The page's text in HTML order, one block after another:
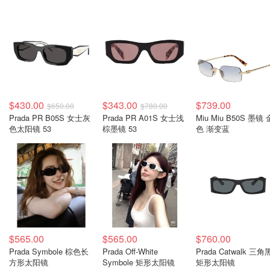
$430.00 $650.00
Prada PR B05S 女士灰
色太阳镜 53
$343.00 $780.00
Prada PR A01S 女士浅
棕墨镜 53
$739.00
Miu Miu B50S 墨镜
色 渐变蓝
$565.00
Prada Symbole 棕色长
方形太阳镜
$565.00
Prada Off-White
Symbole 矩形太阳镜
$760.00
Prada Catwalk 三角
矩形太阳镜